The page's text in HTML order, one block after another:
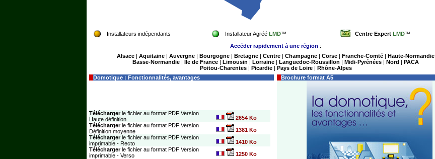
Installateurs indépendants Installateur Agréé LMD™ Centre Expert LMD™
Accéder rapidement à une région :
Alsace | Aquitaine | Auvergne | Bourgogne | Bretagne | Centre | Champagne | Corse | Franche-Comté | Haute-Normandie
Basse-Normandie | Ile de France | Limousin | Lorraine | Languedoc-Roussillon | Midi-Pyrénées | Nord | PACA
Poitou-Charentes| Picardie| Pays de Loire| Rhône-Alpes
Domotique : Fonctionnalités, avantages
Brochure format A5
Téléchargerle fichier au format PDF Version
Haute définition
2654 Ko
Téléchargerle fichier au format PDF Version
Définition moyenne
1381 Ko
Téléchargerle fichier au format PDF Version
imprimable - Recto
1410 Ko
Téléchargerle fichier au format PDF Version
imprimable - Verso
1250 Ko